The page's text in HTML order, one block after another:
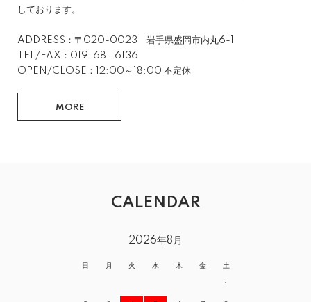
しております。
ADDRESS：〒020-0023 岩手県盛岡市内丸6-1
TEL/FAX：019-681-6136
OPEN/CLOSE：12:00～18:00 不定休
MORE
CALENDAR
2026年8月
日 月 火 水 木 金 土
1